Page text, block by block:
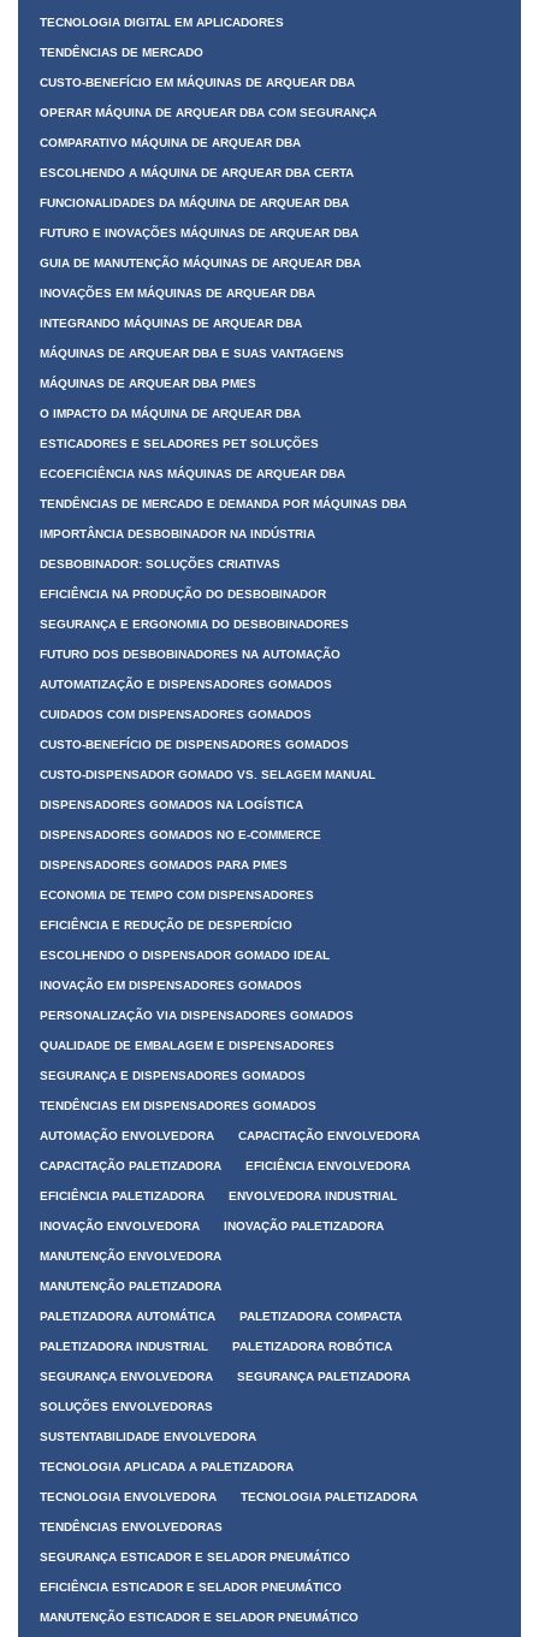
TECNOLOGIA DIGITAL EM APLICADORES
TENDÊNCIAS DE MERCADO
CUSTO-BENEFÍCIO EM MÁQUINAS DE ARQUEAR DBA
OPERAR MÁQUINA DE ARQUEAR DBA COM SEGURANÇA
COMPARATIVO MÁQUINA DE ARQUEAR DBA
ESCOLHENDO A MÁQUINA DE ARQUEAR DBA CERTA
FUNCIONALIDADES DA MÁQUINA DE ARQUEAR DBA
FUTURO E INOVAÇÕES MÁQUINAS DE ARQUEAR DBA
GUIA DE MANUTENÇÃO MÁQUINAS DE ARQUEAR DBA
INOVAÇÕES EM MÁQUINAS DE ARQUEAR DBA
INTEGRANDO MÁQUINAS DE ARQUEAR DBA
MÁQUINAS DE ARQUEAR DBA E SUAS VANTAGENS
MÁQUINAS DE ARQUEAR DBA PMES
O IMPACTO DA MÁQUINA DE ARQUEAR DBA
ESTICADORES E SELADORES PET SOLUÇÕES
ECOEFICIÊNCIA NAS MÁQUINAS DE ARQUEAR DBA
TENDÊNCIAS DE MERCADO E DEMANDA POR MÁQUINAS DBA
IMPORTÂNCIA DESBOBINADOR NA INDÚSTRIA
DESBOBINADOR: SOLUÇÕES CRIATIVAS
EFICIÊNCIA NA PRODUÇÃO DO DESBOBINADOR
SEGURANÇA E ERGONOMIA DO DESBOBINADORES
FUTURO DOS DESBOBINADORES NA AUTOMAÇÃO
AUTOMATIZAÇÃO E DISPENSADORES GOMADOS
CUIDADOS COM DISPENSADORES GOMADOS
CUSTO-BENEFÍCIO DE DISPENSADORES GOMADOS
CUSTO-DISPENSADOR GOMADO VS. SELAGEM MANUAL
DISPENSADORES GOMADOS NA LOGÍSTICA
DISPENSADORES GOMADOS NO E-COMMERCE
DISPENSADORES GOMADOS PARA PMES
ECONOMIA DE TEMPO COM DISPENSADORES
EFICIÊNCIA E REDUÇÃO DE DESPERDÍCIO
ESCOLHENDO O DISPENSADOR GOMADO IDEAL
INOVAÇÃO EM DISPENSADORES GOMADOS
PERSONALIZAÇÃO VIA DISPENSADORES GOMADOS
QUALIDADE DE EMBALAGEM E DISPENSADORES
SEGURANÇA E DISPENSADORES GOMADOS
TENDÊNCIAS EM DISPENSADORES GOMADOS
AUTOMAÇÃO ENVOLVEDORA CAPACITAÇÃO ENVOLVEDORA
CAPACITAÇÃO PALETIZADORA EFICIÊNCIA ENVOLVEDORA
EFICIÊNCIA PALETIZADORA ENVOLVEDORA INDUSTRIAL
INOVAÇÃO ENVOLVEDORA INOVAÇÃO PALETIZADORA
MANUTENÇÃO ENVOLVEDORA
MANUTENÇÃO PALETIZADORA
PALETIZADORA AUTOMÁTICA PALETIZADORA COMPACTA
PALETIZADORA INDUSTRIAL PALETIZADORA ROBÓTICA
SEGURANÇA ENVOLVEDORA SEGURANÇA PALETIZADORA
SOLUÇÕES ENVOLVEDORAS
SUSTENTABILIDADE ENVOLVEDORA
TECNOLOGIA APLICADA A PALETIZADORA
TECNOLOGIA ENVOLVEDORA TECNOLOGIA PALETIZADORA
TENDÊNCIAS ENVOLVEDORAS
SEGURANÇA ESTICADOR E SELADOR PNEUMÁTICO
EFICIÊNCIA ESTICADOR E SELADOR PNEUMÁTICO
MANUTENÇÃO ESTICADOR E SELADOR PNEUMÁTICO